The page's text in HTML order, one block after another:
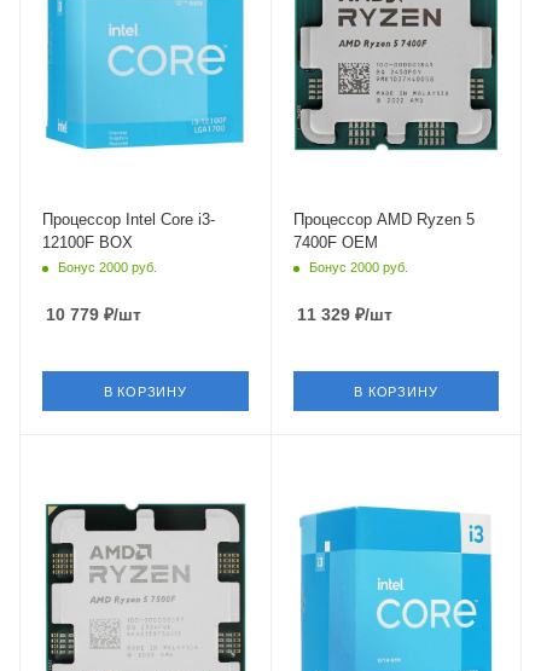
Максимальная частота в
турбо режиме
4.3 ГГц
PCI Express
PCIe 5.0
Процессор Intel Core i3-
12100F BOX
Бонус 2000 руб.
10 779 ₽/шт
В КОРЗИНУ
Максимальная частота в
турбо режиме
4.7 ГГц
Встроенный контроллер
PCI Express
PCIe 5.0
Процессор AMD Ryzen 5
7400F OEM
Бонус 2000 руб.
11 329₽/шт
В КОРЗИНУ
Ядро
AMD Raphael
Максимальная частота в
турбо режиме
5 ГГц
Встроенный контроллер
Ядро
Intel Raptor Lake-S
Максимальная частота в
турбо режиме
4.5 ГГц
Встроенный контроллер